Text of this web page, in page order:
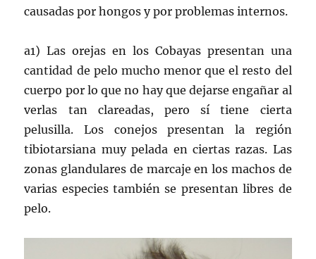
causadas por hongos y por problemas internos.
a1) Las orejas en los Cobayas presentan una
cantidad de pelo mucho menor que el resto del
cuerpo por lo que no hay que dejarse engañar al
verlas tan clareadas, pero sí tiene cierta
pelusilla. Los conejos presentan la región
tibiotarsiana muy pelada en ciertas razas. Las
zonas glandulares de marcaje en los machos de
varias especies también se presentan libres de
pelo.